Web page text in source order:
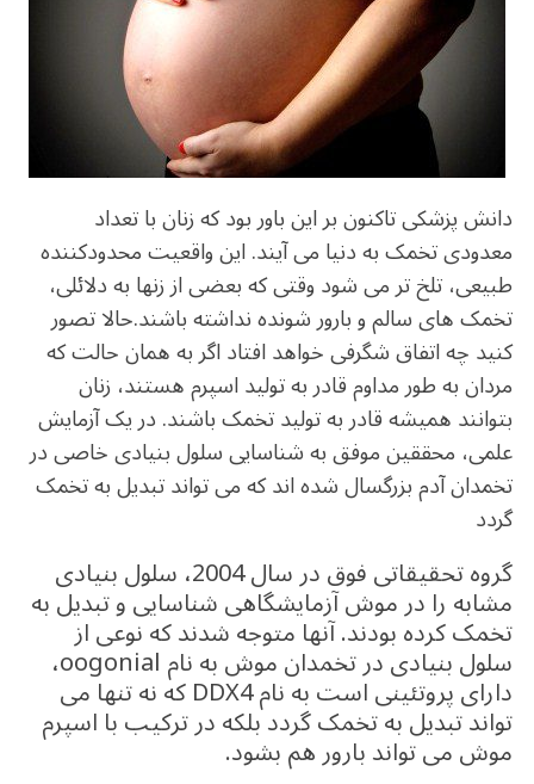
o
k p
دانش پزشکی تاکنون بر این باور بود که زنان با تعداد
معدودی تخمک به دنیا می آیند. این واقعیت محدودکننده
طبیعی، تلخ تر می شود وقتی که بعضی از زنها به دلائلی،
تخمک های سالم و بارور شونده نداشته باشند.حالا تصور
کنید چه اتفاق شگرفی خواهد افتاد اگر به همان حالت که
مردان به طور مداوم قادر به تولید اسپرم هستند، زنان
بتوانند همیشه قادر به تولید تخمک باشند. در یک آزمایش
علمی، محققین موفق به شناسایی سلول بنیادی خاصی در
تخمدان آدم بزرگسال شده اند که می تواند تبدیل به تخمک
گردد
گروه تحقیقاتی فوق در سال 2004، سلول بنیادی
مشابه را در موش آزمایشگاهی شناسایی و تبدیل به
تخمک کرده بودند. آنها متوجه شدند که نوعی از
سلول بنیادی در تخمدان موش به نام oogonial،
دارای پروتئینی است به نام DDX4 که نه تنها می
تواند تبدیل به تخمک گردد بلکه در ترکیب با اسپرم
موش می تواند بارور هم بشود.